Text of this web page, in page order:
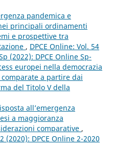
pandemica e
principali ordinamenti
e prospettive tra
, DPCE Online: Vol. 54
(2022): DPCE Online Sp-
europei nella democrazia
a partire dai
del Titolo V della
all’emergenza
a maggioranza
comparative ,
(2020): DPCE Online 2-2020